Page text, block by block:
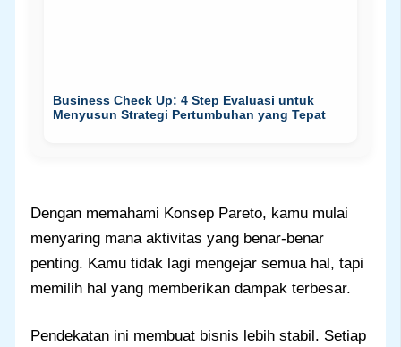
Business Check Up: 4 Step Evaluasi untuk
Menyusun Strategi Pertumbuhan yang Tepat
Dengan memahami Konsep Pareto, kamu mulai
menyaring mana aktivitas yang benar-benar
penting. Kamu tidak lagi mengejar semua hal, tapi
memilih hal yang memberikan dampak terbesar.
Pendekatan ini membuat bisnis lebih stabil. Setiap